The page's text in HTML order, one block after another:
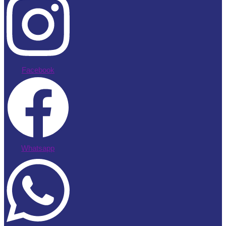
Facebook
Whatsapp